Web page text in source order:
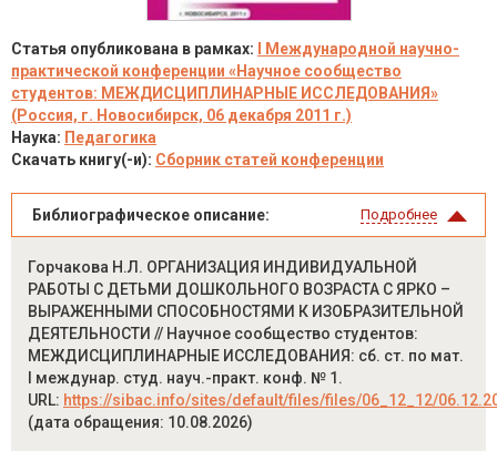
Статья опубликована в рамках:
I Международной научно-
практической конференции «Научное сообщество
студентов: МЕЖДИСЦИПЛИНАРНЫЕ ИССЛЕДОВАНИЯ»
(Россия, г. Новосибирск, 06 декабря 2011 г.)
Наука: Педагогика
Скачать книгу(-и): Сборник статей конференции
Библиографическое описание: Подробнее
Горчакова Н.Л. ОРГАНИЗАЦИЯ ИНДИВИДУАЛЬНОЙ
РАБОТЫ С ДЕТЬМИ ДОШКОЛЬНОГО ВОЗРАСТА С ЯРКО –
ВЫРАЖЕННЫМИ СПОСОБНОСТЯМИ К ИЗОБРАЗИТЕЛЬНОЙ
ДЕЯТЕЛЬНОСТИ // Научное сообщество студентов:
МЕЖДИСЦИПЛИНАРНЫЕ ИССЛЕДОВАНИЯ: сб. ст. по мат.
I междунар. студ. науч.-практ. конф. № 1.
URL: https://sibac.info/sites/default/files/files/06_12_12/
(дата обращения: 10.08.2026)